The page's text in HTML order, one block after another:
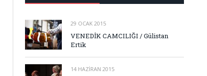
29 OCAK 2015
VENEDİK CAMCILIĞI / Gülistan
Ertik
14 HAZIRAN 2015